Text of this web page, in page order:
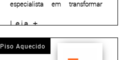
especialista em transformar
ambientes com soluções de
Leia +
Piso Aquecido